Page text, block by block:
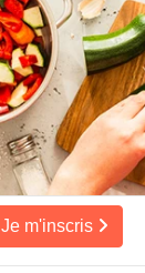
Je m'inscris